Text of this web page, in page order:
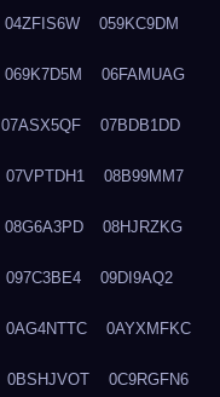
04ZFIS6W 059KC9DM
069K7D5M 06FAMUAG
07ASX5QF 07BDB1DD
07VPTDH1 08B99MM7
08G6A3PD 08HJRZKG
097C3BE4 09DI9AQ2
0AG4NTTC 0AYXMFKC
0BSHJVOT 0C9RGFN6